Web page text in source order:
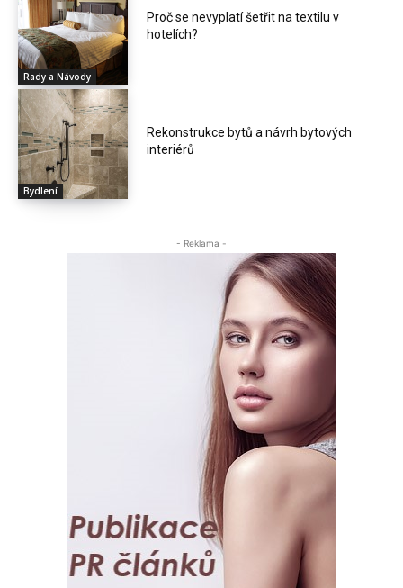
Rady a Návody
Proč se nevyplatí šetřit na textilu v
hotelích?
Bydlení
Rekonstrukce bytů a návrh bytových
interiérů
- Reklama -